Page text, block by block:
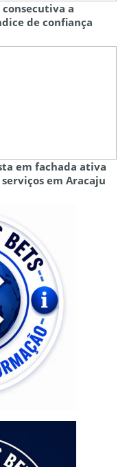
consecutiva a
de confiança
em fachada ativa
em Aracaju